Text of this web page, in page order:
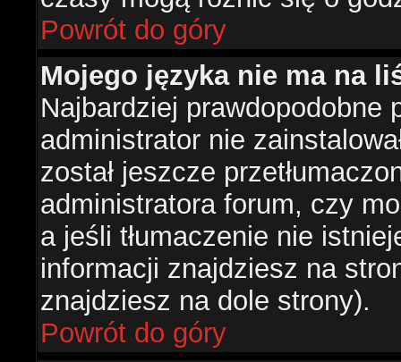
Powrót do góry
Mojego języka nie ma na
Najbardziej prawdopodobne
administrator nie
został jeszcze
administratora forum, czy
a jeśli tłumaczenie nie
informacji znajdziesz na
znajdziesz na dole strony).
Powrót do góry